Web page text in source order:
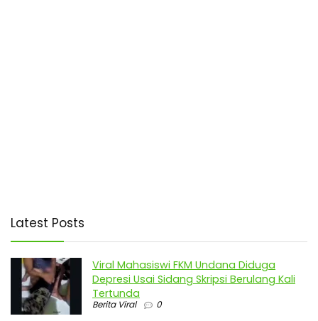
Latest Posts
Viral Mahasiswi FKM Undana Diduga
Depresi Usai Sidang Skripsi Berulang Kali
Tertunda
Berita Viral 0